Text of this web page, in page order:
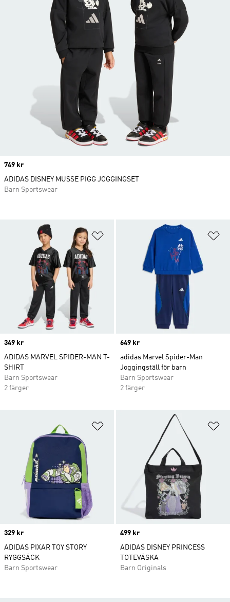
Lägg till på önskelistan
Price
349 kr
ADIDAS MARVEL SPIDER-MAN T-
SHIRT
Barn Sportswear
2 färger
Price
649 kr
adidas Marvel Spider-Man
Joggingställ för barn
Barn Sportswear
2 färger
Lägg till på önskelistan
Price
329 kr
ADIDAS PIXAR TOY STORY
RYGGSÄCK
Barn Sportswear
Price
499 kr
ADIDAS DISNEY PRINCESS
TOTEVÄSKA
Barn Originals
Price
749 kr
ADIDAS DISNEY MUSSE PIGG JOGGINGSET
Barn Sportswear